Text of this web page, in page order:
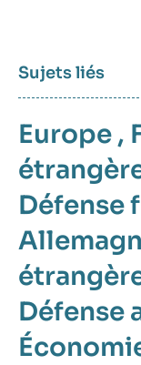
Sujets liés
Europe ,
Défense
Défense